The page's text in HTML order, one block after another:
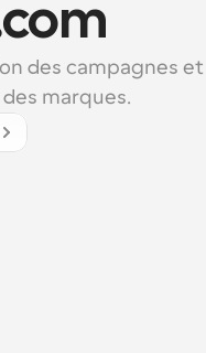
des campagnes et
marques.